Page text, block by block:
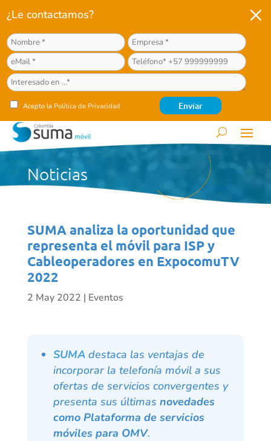
¿Le contactamos?
Acepto la Política de Privacidad
M
Noticias
SUMA analiza la oportunidad que
representa el móvil para ISP y
Cableoperadores en ExpocomuTV
2022
2 May 2022 | Eventos
SUMAdestaca las ventajas de
incorporar la telefonía móvil a sus
ofertas de servicios convergentes y
presenta sus últimas novedades
como Plataforma de servicios
móviles para OMV.